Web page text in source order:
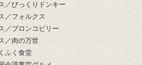
／びっくりドンキー
／フォルクス
／ブロンコビリー
／肉の万世
ふく食堂